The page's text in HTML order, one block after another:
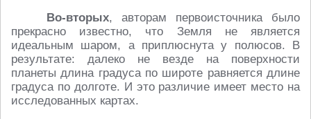
Во-вторых, авторам первоисточника было
прекрасно известно, что Земля не является
идеальным шаром, а приплюснута у полюсов. В
результате: далеко не везде на поверхности
планеты длина градуса по широте равняется длине
градуса по долготе. И это различие имеет место на
исследованных картах.